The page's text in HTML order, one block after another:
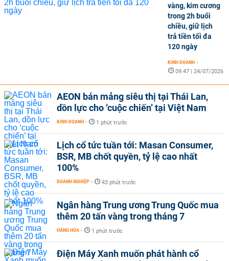
vàng, kim cương
trong 2h buổi
chiều, giữ lịch
trả tiền tối đa
120 ngày
KINH DOANH -
09:47 | 24/07/2026
AEON bán mảng siêu thị tại Thái Lan,
dồn lực cho ‘cuộc chiến’ tại Việt Nam
KINH DOANH - 1 phút trước
Lịch cổ tức tuần tới: Masan Consumer,
BSR, MB chốt quyền, tỷ lệ cao nhất
100%
DOANH NGHIỆP - 43 phút trước
Ngân hàng Trung ương Trung Quốc mua
thêm 20 tấn vàng trong tháng 7
HÀNG HÓA - 1 phút trước
Điện Máy Xanh muốn phát hành cổ